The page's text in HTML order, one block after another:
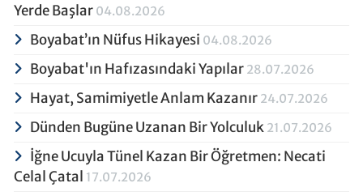
Yerde Başlar 04.08.2026
Boyabat’ın Nüfus Hikayesi 04.08.2026
Boyabat'ın Hafızasındaki Yapılar 28.07.2026
Hayat, Samimiyetle Anlam Kazanır 24.07.2026
Dünden Bugüne Uzanan Bir Yolculuk 21.07.2026
İğne Ucuyla Tünel Kazan Bir Öğretmen: Necati
Celal Çatal 17.07.2026